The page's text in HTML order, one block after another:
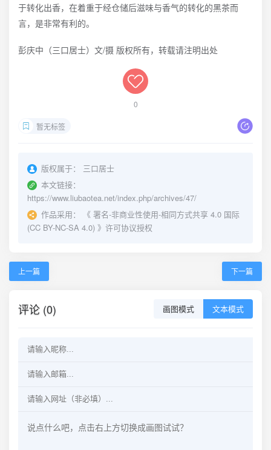
于转化出香，在着重于经仓储后滋味与香气的转化的黑茶而
言，是非常有利的。
彭庆中（三口居士）文/摄 版权所有，转载请注明出处
0
暂无标签
版权属于：
三口居士
本文链接：
https://www.liubaotea.net/index.php/archives/47/
作品采用：
《 署名-非商业性使用-相同方式共享 4.0 国际
(CC BY-NC-SA 4.0) 》许可协议授权
上一篇 下一篇
评论 (0) 画图模式 文本模式